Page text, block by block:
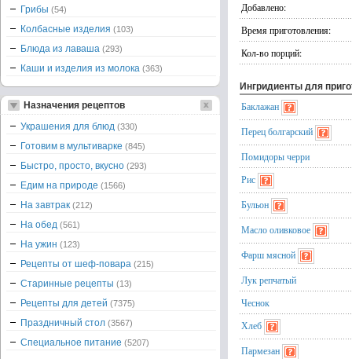
Добавлено:
Время приготовления:
Кол-во порций:
Ингридиенты для
Баклажан
Перец болгарский
Помидоры черри
Рис
Бульон
Масло оливковое
Фарш мясной
Лук репчатый
Чеснок
Хлеб
Пармезан
Грибы (54)
Колбасные изделия (103)
Блюда из лаваша (293)
Каши и изделия из молока (363)
Назначения рецептов
Украшения для блюд (330)
Готовим в мультиварке (845)
Быстро, просто, вкусно (293)
Едим на природе (1566)
На завтрак (212)
На обед (561)
На ужин (123)
Рецепты от шеф-повара (215)
Старинные рецепты (13)
Рецепты для детей (7375)
Праздничный стол (3567)
Специальное питание (5207)